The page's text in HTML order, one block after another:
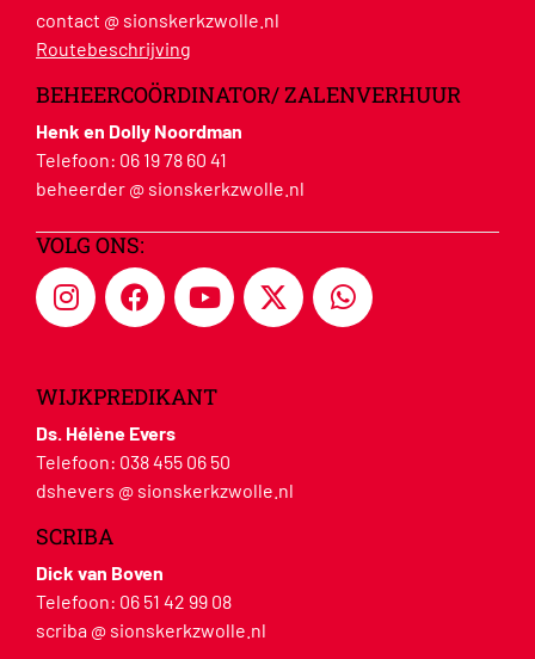
contact @ sionskerkzwolle.nl
Routebeschrijving
BEHEERCOÖRDINATOR/ ZALENVERHUUR
Henk en Dolly Noordman
Telefoon: 06 19 78 60 41
beheerder @ sionskerkzwolle.nl
VOLG ONS:
WIJKPREDIKANT
Ds. Hélène Evers
Telefoon: 038 455 06 50
dshevers @ sionskerkzwolle.nl
SCRIBA
Dick van Boven
Telefoon: 06 51 42 99 08
scriba @ sionskerkzwolle.nl